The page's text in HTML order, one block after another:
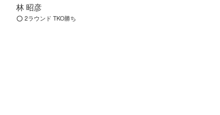
林 昭彦
2ラウンド TKO勝ち